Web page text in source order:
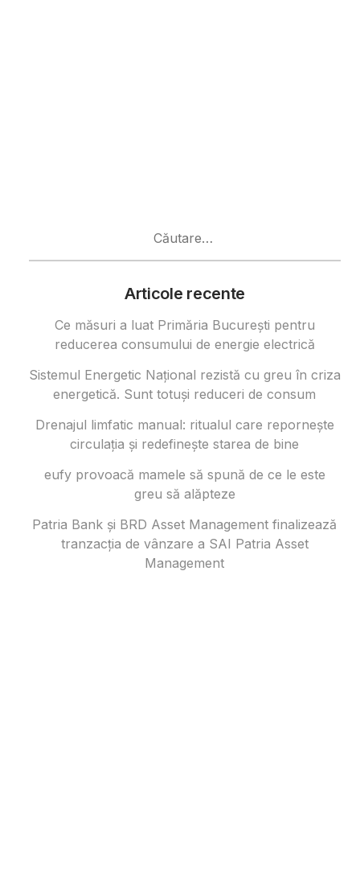
Articole recente
Ce măsuri a luat Primăria București pentru
reducerea consumului de energie electrică
Sistemul Energetic Național rezistă cu greu în criza
energetică. Sunt totuși reduceri de consum
Drenajul limfatic manual: ritualul care repornește
circulația și redefinește starea de bine
eufy provoacă mamele să spună de ce le este
greu să alăpteze
Patria Bank și BRD Asset Management finalizează
tranzacția de vânzare a SAI Patria Asset
Management